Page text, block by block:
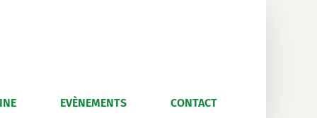
EVÈNEMENTS CONTACT